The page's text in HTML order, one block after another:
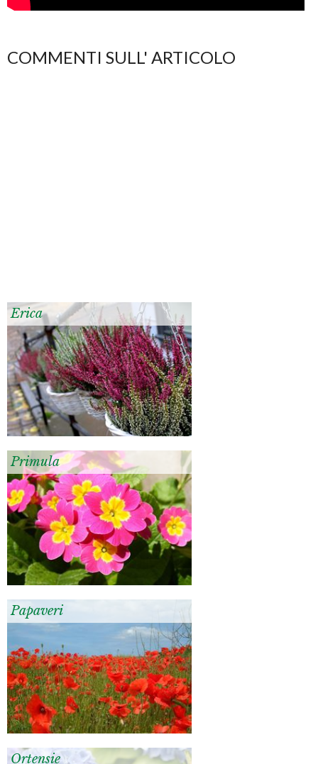
COMMENTI SULL' ARTICOLO
Erica
Primula
Papaveri
Ortensie